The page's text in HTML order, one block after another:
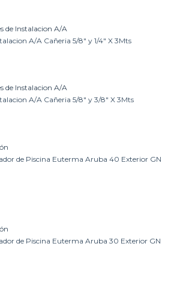
de Instalacion A/A
A/A Cañeria 5/8" y 1/4" X 3Mts
de Instalacion A/A
A/A Cañeria 5/8" y 3/8" X 3Mts
de Piscina Euterma Aruba 40 Exterior GN
de Piscina Euterma Aruba 30 Exterior GN